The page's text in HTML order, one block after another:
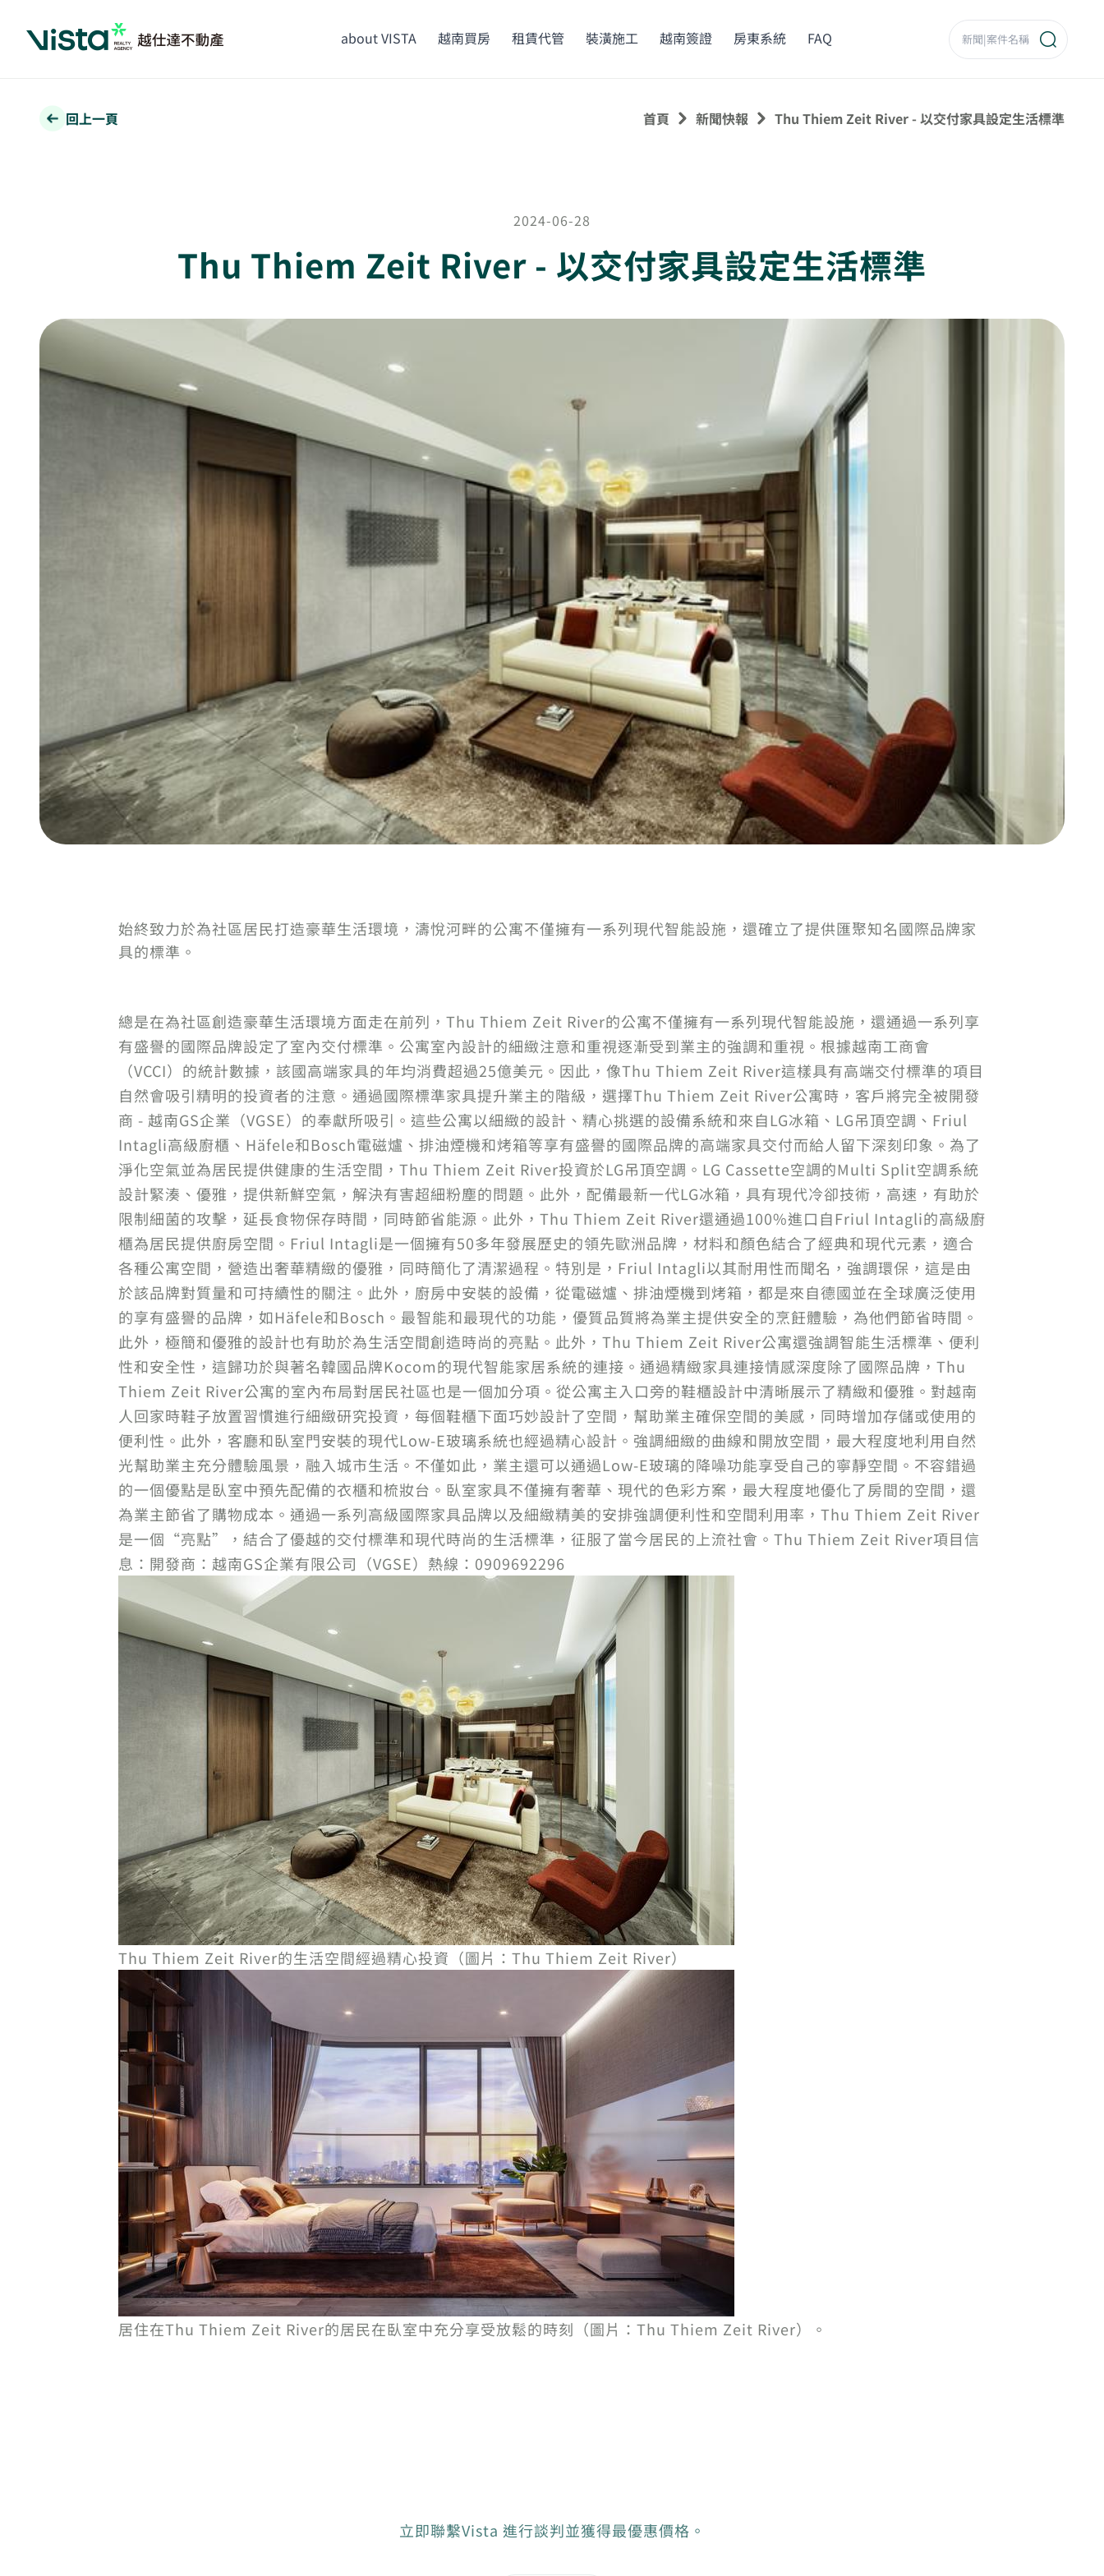
about VISTA 越南買房 租賃代管 裝潢施工 越南簽證 房東系統 FAQ
回上一頁 首頁 新聞快報 Thu Thiem Zeit River - 以交付家具設定生活標準
2024-06-28
Thu Thiem Zeit River - 以交付家具設定生活標準
始終致力於為社區居民打造豪華生活環境，濤悅河畔的公寓不僅擁有一系列現代智能設施，還確立了提供匯聚知名國際品牌家
具的標準。
總是在為社區創造豪華生活環境方面走在前列，Thu Thiem Zeit River的公寓不僅擁有一系列現代智能設施，還通過一系列享
有盛譽的國際品牌設定了室內交付標準。公寓室內設計的細緻注意和重視逐漸受到業主的強調和重視。根據越南工商會
（VCCI）的統計數據，該國高端家具的年均消費超過25億美元。因此，像Thu Thiem Zeit River這樣具有高端交付標準的項目
自然會吸引精明的投資者的注意。通過國際標準家具提升業主的階級，選擇Thu Thiem Zeit River公寓時，客戶將完全被開發
商 - 越南GS企業（VGSE）的奉獻所吸引。這些公寓以細緻的設計、精心挑選的設備系統和來自LG冰箱、LG吊頂空調、Friul
Intagli高級廚櫃、Häfele和Bosch電磁爐、排油煙機和烤箱等享有盛譽的國際品牌的高端家具交付而給人留下深刻印象。為了
淨化空氣並為居民提供健康的生活空間，Thu Thiem Zeit River投資於LG吊頂空調。LG Cassette空調的Multi Split空調系統
設計緊湊、優雅，提供新鮮空氣，解決有害超細粉塵的問題。此外，配備最新一代LG冰箱，具有現代冷卻技術，高速，有助於
限制細菌的攻擊，延長食物保存時間，同時節省能源。此外，Thu Thiem Zeit River還通過100%進口自Friul Intagli的高級廚
櫃為居民提供廚房空間。Friul Intagli是一個擁有50多年發展歷史的領先歐洲品牌，材料和顏色結合了經典和現代元素，適合
各種公寓空間，營造出奢華精緻的優雅，同時簡化了清潔過程。特別是，Friul Intagli以其耐用性而聞名，強調環保，這是由
於該品牌對質量和可持續性的關注。此外，廚房中安裝的設備，從電磁爐、排油煙機到烤箱，都是來自德國並在全球廣泛使用
的享有盛譽的品牌，如Häfele和Bosch。最智能和最現代的功能，優質品質將為業主提供安全的烹飪體驗，為他們節省時間。
此外，極簡和優雅的設計也有助於為生活空間創造時尚的亮點。此外，Thu Thiem Zeit River公寓還強調智能生活標準、便利
性和安全性，這歸功於與著名韓國品牌Kocom的現代智能家居系統的連接。通過精緻家具連接情感深度除了國際品牌，Thu
Thiem Zeit River公寓的室內布局對居民社區也是一個加分項。從公寓主入口旁的鞋櫃設計中清晰展示了精緻和優雅。對越南
人回家時鞋子放置習慣進行細緻研究投資，每個鞋櫃下面巧妙設計了空間，幫助業主確保空間的美感，同時增加存儲或使用的
便利性。此外，客廳和臥室門安裝的現代Low-E玻璃系統也經過精心設計。強調細緻的曲線和開放空間，最大程度地利用自然
光幫助業主充分體驗風景，融入城市生活。不僅如此，業主還可以通過Low-E玻璃的降噪功能享受自己的寧靜空間。不容錯過
的一個優點是臥室中預先配備的衣櫃和梳妝台。臥室家具不僅擁有奢華、現代的色彩方案，最大程度地優化了房間的空間，還
為業主節省了購物成本。通過一系列高級國際家具品牌以及細緻精美的安排強調便利性和空間利用率，Thu Thiem Zeit River
是一個“亮點”，結合了優越的交付標準和現代時尚的生活標準，征服了當今居民的上流社會。Thu Thiem Zeit River項目信
息：開發商：越南GS企業有限公司（VGSE）熱線：0909692296
Thu Thiem Zeit River的生活空間經過精心投資（圖片：Thu Thiem Zeit River）
居住在Thu Thiem Zeit River的居民在臥室中充分享受放鬆的時刻（圖片：Thu Thiem Zeit River）。
立即聯繫Vista 進行談判並獲得最優惠價格。